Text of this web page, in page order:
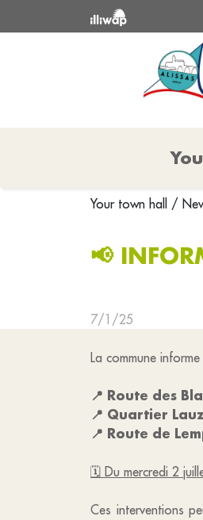
Your town hall /
📢
7/1/25
La commune
📍 Route des
📍 Quartier
📍 Route de
🗓 Du mercredi 2
Ces interventions